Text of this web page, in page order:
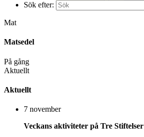
Sök efter:
Mat
Matsedel
På gång
Aktuellt
Aktuellt
7 november
Veckans aktiviteter på Tre Stiftelser